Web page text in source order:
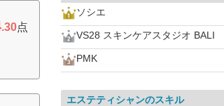
.30点
ソシエ
VS28 スキンケアスタジオ BALI
PMK
エステティシャンのスキル